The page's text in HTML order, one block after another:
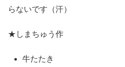
らないです（汗）
★しまちゅう作
牛たたき